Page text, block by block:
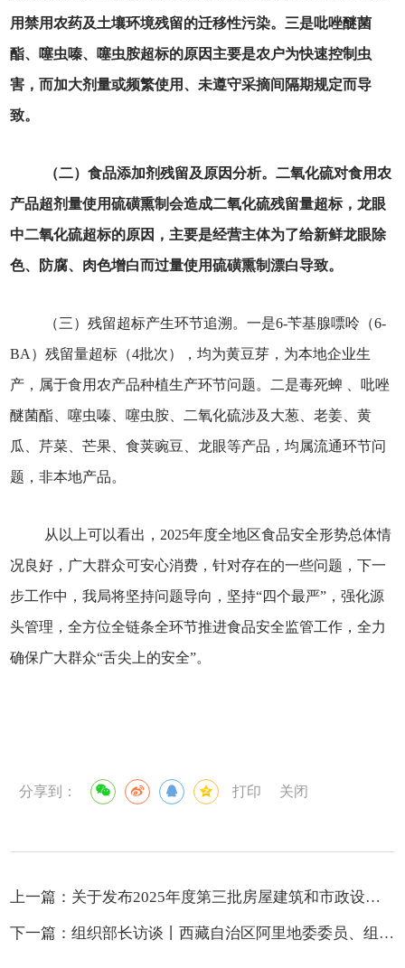
用禁用农药及土壤环境残留的迁移性污染。三是吡唑醚菌
酯、噻虫嗪、噻虫胺超标的原因主要是农户为快速控制虫
害，而加大剂量或频繁使用、未遵守采摘间隔期规定而导
致。
（二）食品添加剂残留及原因分析。二氧化硫对食用农
产品超剂量使用硫磺熏制会造成二氧化硫残留量超标，龙眼
中二氧化硫超标的原因，主要是经营主体为了给新鲜龙眼除
色、防腐、肉色增白而过量使用硫磺熏制漂白导致。
（三）残留超标产生环节追溯。一是6-苄基腺嘌呤（6-
BA）残留量超标（4批次），均为黄豆芽，为本地企业生
产，属于食用农产品种植生产环节问题。二是毒死蜱 、吡唑
醚菌酯、噻虫嗪、噻虫胺、二氧化硫涉及大葱、老姜、黄
瓜、芹菜、芒果、食荚豌豆、龙眼等产品，均属流通环节问
题，非本地产品。
从以上可以看出，2025年度全地区食品安全形势总体情
况良好，广大群众可安心消费，针对存在的一些问题，下一
步工作中，我局将坚持问题导向，坚持“四个最严”，强化源
头管理，全方位全链条全环节推进食品安全监管工作，全力
确保广大群众“舌尖上的安全”。
分享到： 打印 关闭
上一篇： 关于发布2025年度第三批房屋建筑和市政设施建设领域建筑企业“黑名单”和“不良行为记录”的公告
下一篇： 组织部长访谈丨西藏自治区阿里地委委员、组织部部长何界：筑牢边疆党建千里红色长廊